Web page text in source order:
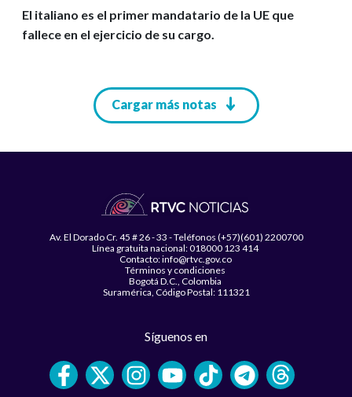
El italiano es el primer mandatario de la UE que
fallece en el ejercicio de su cargo.
Cargar más notas
Av. El Dorado Cr. 45 # 26 - 33 - Teléfonos (+57)(601) 2200700
Línea gratuita nacional: 018000 123 414
Contacto: info@rtvc.gov.co
Términos y condiciones
Bogotá D.C., Colombia
Suramérica, Código Postal: 111321
Síguenos en